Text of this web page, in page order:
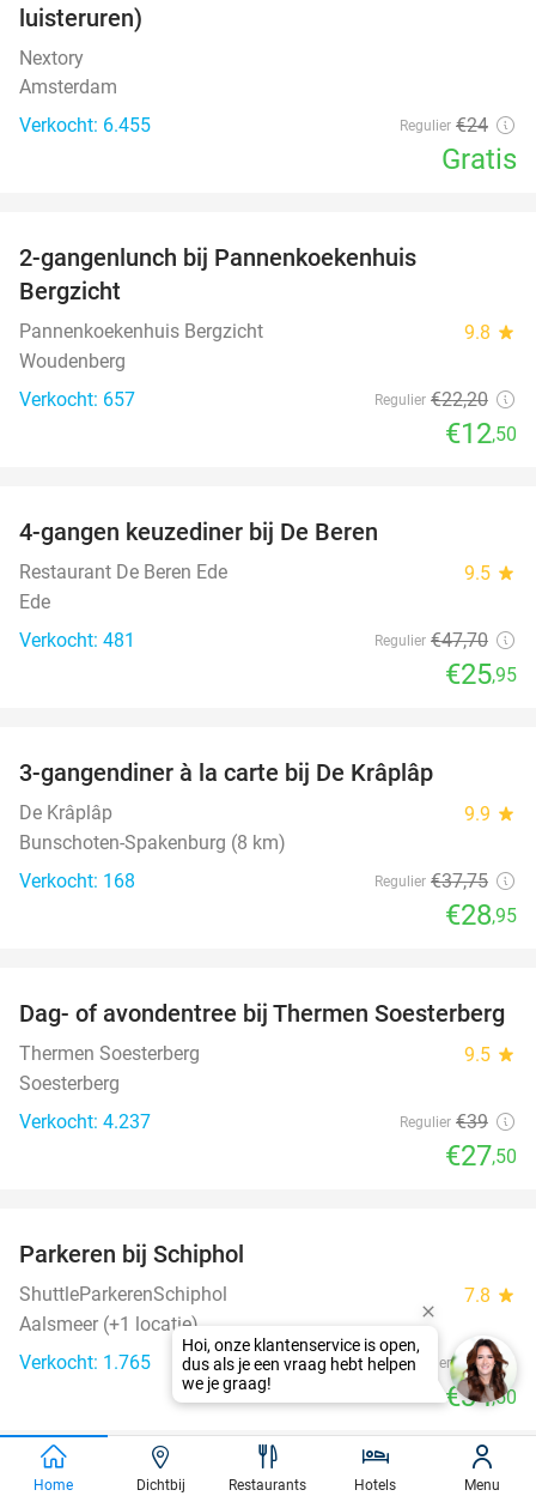
luisteruren)
Nextory
Amsterdam
Verkocht: 6.455
Regulier €24
Gratis
2-gangenlunch bij Pannenkoekenhuis
Bergzicht
Pannenkoekenhuis Bergzicht 9.8 star
Woudenberg
Verkocht: 657
Regulier €22,20
€12,50
4-gangen keuzediner bij De Beren
Restaurant De Beren Ede 9.5 star
Ede
Verkocht: 481
Regulier €47,70
€25,95
3-gangendiner à la carte bij De Krâplâp
De Krâplâp 9.9 star
Bunschoten-Spakenburg (8 km)
Verkocht: 168
Regulier €37,75
€28,95
29%
Dag- of avondentree bij Thermen Soesterberg
Thermen Soesterberg 9.5 star
Soesterberg
Verkocht: 4.237
Regulier €39
€27,50
Parkeren bij Schiphol
ShuttleParkerenSchiphol 7.8 star
Aalsmeer (+1 locatie)
Verkocht: 1.765
Regulier €54
€34,50
favorite_border
Kibbeling of lekkerbek met patat + drankje
Home Dichtbij Restaurants Hotels Menu